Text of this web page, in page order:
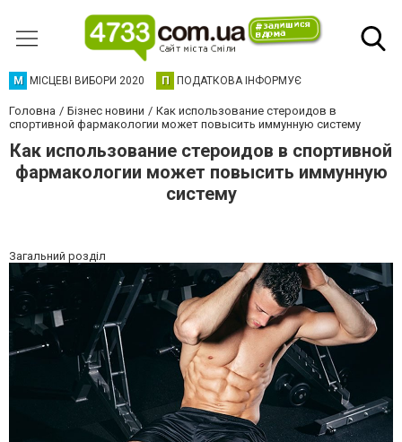
М МІСЦЕВІ ВИБОРИ 2020 П ПОДАТКОВА ІНФОРМУЄ
Головна Бізнес новини
Как использование стероидов в
спортивной фармакологии может повысить иммунную систему
Как использование стероидов в спортивной
фармакологии может повысить иммунную
систему
Загальний розділ